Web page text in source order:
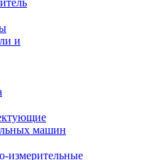
и
машин